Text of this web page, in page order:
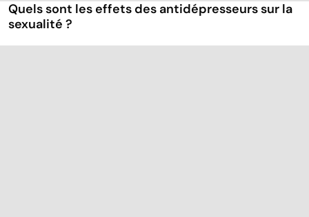
Quels sont les effets des antidépresseurs sur la
sexualité ?